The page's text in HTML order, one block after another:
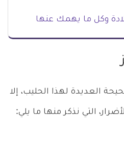
وكل ما يهمك عنها
العديدة لهذا الحليب، إلا
التي نذكر منها ما يلي: